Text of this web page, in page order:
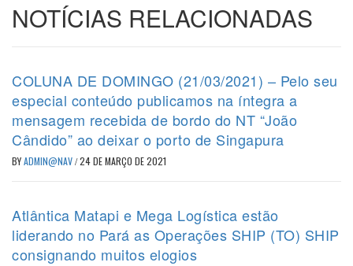
NOTÍCIAS RELACIONADAS
COLUNA DE DOMINGO (21/03/2021) – Pelo seu
especial conteúdo publicamos na íntegra a
mensagem recebida de bordo do NT “João
Cândido” ao deixar o porto de Singapura
BYADMIN@NAV/24 DE MARÇO DE 2021
Atlântica Matapi e Mega Logística estão
liderando no Pará as Operações SHIP (TO) SHIP
consignando muitos elogios